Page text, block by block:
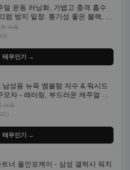
얼 운동 러닝화, 가볍고 충격 흡수
럼 방지 밑창. 통기성 좋은 블랙, 화
라데이션 색상
가격
테무인기 →
남성용 뉴욕 엠블럼 자수 & 워시드
모자 - 레터링, 부드러운 캐주얼 모
일
가격
테무인기 →
너 올인포케이 - 삼성 갤럭시 워치